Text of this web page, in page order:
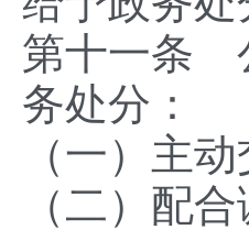
第十一条
务处分：
（一）主
（二）配